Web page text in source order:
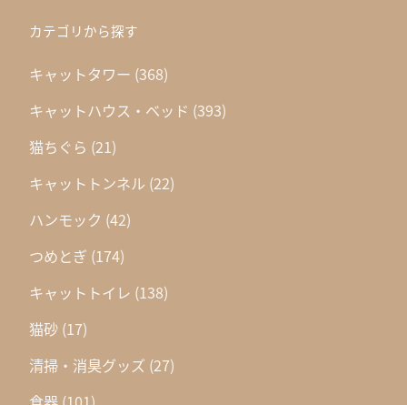
カテゴリから探す
キャットタワー (368)
キャットハウス・ベッド (393)
猫ちぐら (21)
キャットトンネル (22)
ハンモック (42)
つめとぎ (174)
キャットトイレ (138)
猫砂 (17)
清掃・消臭グッズ (27)